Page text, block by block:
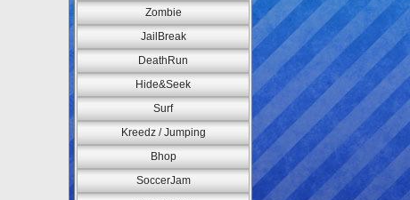
Zombie
JailBreak
DeathRun
Hide&Seek
Surf
Kreedz / Jumping
Bhop
SoccerJam